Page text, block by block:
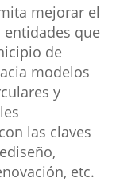
mejorar el
que
de
modelos
y
las claves
etc.